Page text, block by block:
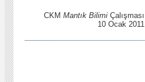
CKM Mantık Bilimi Çalışması
10 Ocak 2011